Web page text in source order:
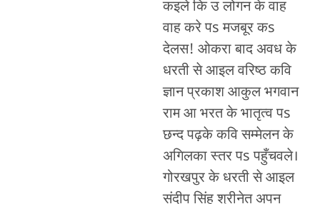
कइले कि उ लोगन के वाह
वाह करे पs मजबूर कs
देलस! ओकरा बाद अवध के
धरती से आइल वरिष्ठ कवि
ज्ञान प्रकाश आकुल भगवान
राम आ भरत के भातृत्व पs
छन्द पढ़के कवि सम्मेलन के
अगिलका स्तर पs पहुँचवले।
गोरखपुर के धरती से आइल
संदीप सिंह श्रीनेत अपन